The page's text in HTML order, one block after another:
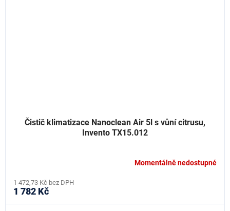
Čistič klimatizace Nanoclean Air 5l s vůní citrusu,
Invento TX15.012
Momentálně nedostupné
1 472,73 Kč bez DPH
1 782 Kč